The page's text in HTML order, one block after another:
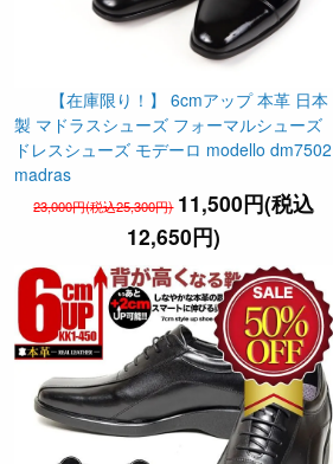
【在庫限り！】 6cmアップ 本革 日本
製 マドラスシューズ フォーマルシューズ
ドレスシューズ モデーロ modello dm7502
madras
23,000円(税込25,300円) 11,500円(税込
12,650円)